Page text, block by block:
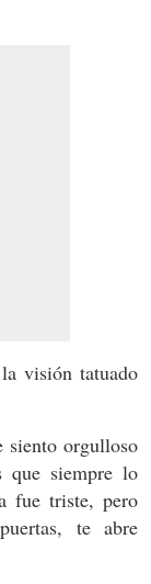
visión tatuado
siento orgulloso
siempre lo
fue triste, pero
te abre